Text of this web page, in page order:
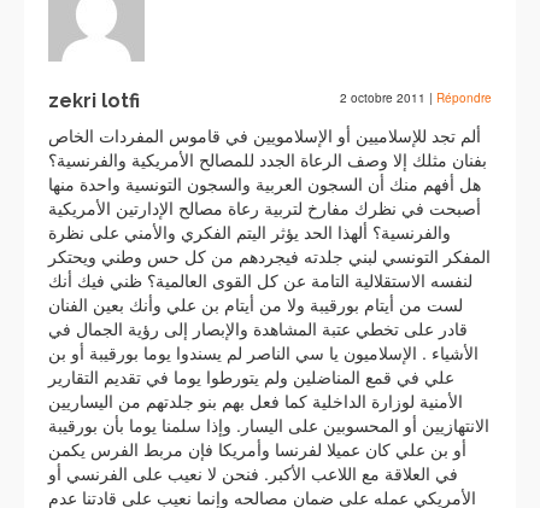
zekri lotfi 2 octobre 2011 | Répondre
ألم تجد للإسلاميين أو الإسلامويين في قاموس المفردات الخاص
بفنان مثلك إلا وصف الرعاة الجدد للمصالح الأمريكية والفرنسية؟
هل أفهم منك أن السجون العربية والسجون التونسية واحدة منها
أصبحت في نظرك مفارخ لتربية رعاة مصالح الإدارتين الأمريكية
والفرنسية؟ ألهذا الحد يؤثر اليتم الفكري والأمني على نظرة
المفكر التونسي لبني جلدته فيجردهم من كل حس وطني ويحتكر
لنفسه الاستقلالية التامة عن كل القوى العالمية؟ ظني فيك أنك
لست من أيتام بورقيبة ولا من أيتام بن علي وأنك بعين الفنان
قادر على تخطي عتبة المشاهدة والإبصار إلى رؤية الجمال في
الأشياء . الإسلاميون يا سي الناصر لم يسندوا يوما بورقيبة أو بن
علي في قمع المناضلين ولم يتورطوا يوما في تقديم التقارير
الأمنية لوزارة الداخلية كما فعل بهم بنو جلدتهم من اليساريين
الانتهازيين أو المحسوبين على اليسار. وإذا سلمنا يوما بأن بورقيبة
أو بن علي كان عميلا لفرنسا وأمريكا فإن مربط الفرس يكمن
في العلاقة مع اللاعب الأكبر. فنحن لا نعيب على الفرنسي أو
الأمريكي عمله على ضمان مصالحه وإنما نعيب على قادتنا عدم